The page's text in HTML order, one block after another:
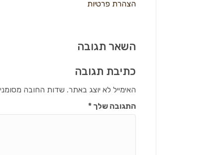
הצהרת פרטיות
השאר תגובה
כתיבת תגובה
האימייל לא יוצג באתר. שדות החובה
התגובה שלך*